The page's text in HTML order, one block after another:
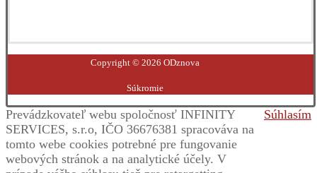
Copyright © 2026 ODznova
Súkromie
Prevádzkovateľ webu spoločnosť INFINITY
SERVICES, s.r.o, IČO 36676381 spracováva na
tomto webe cookies potrebné pre fungovanie
webových stránok a na analytické účely. V
Súhlasím